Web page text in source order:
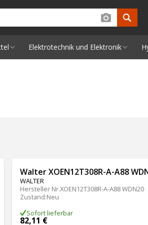
Elektrotechnik und Elektronik
Walter XOEN12T308R-A-A88
WALTER
Hersteller Nr.XOEN12T308R-A-A88 WDN20
Zustand:Neu
Sofort lieferbar
82,11 €